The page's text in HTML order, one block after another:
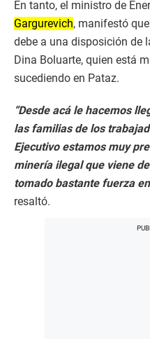
En tanto, el ministro de
Gargurevich, manifestó
debe a una disposición de
Dina Boluarte, quien está
sucediendo en Pataz.
“Desde acá le hacemos
las familias de los
Ejecutivo estamos muy
minería ilegal que viene
tomado bastante fuerza
resaltó.